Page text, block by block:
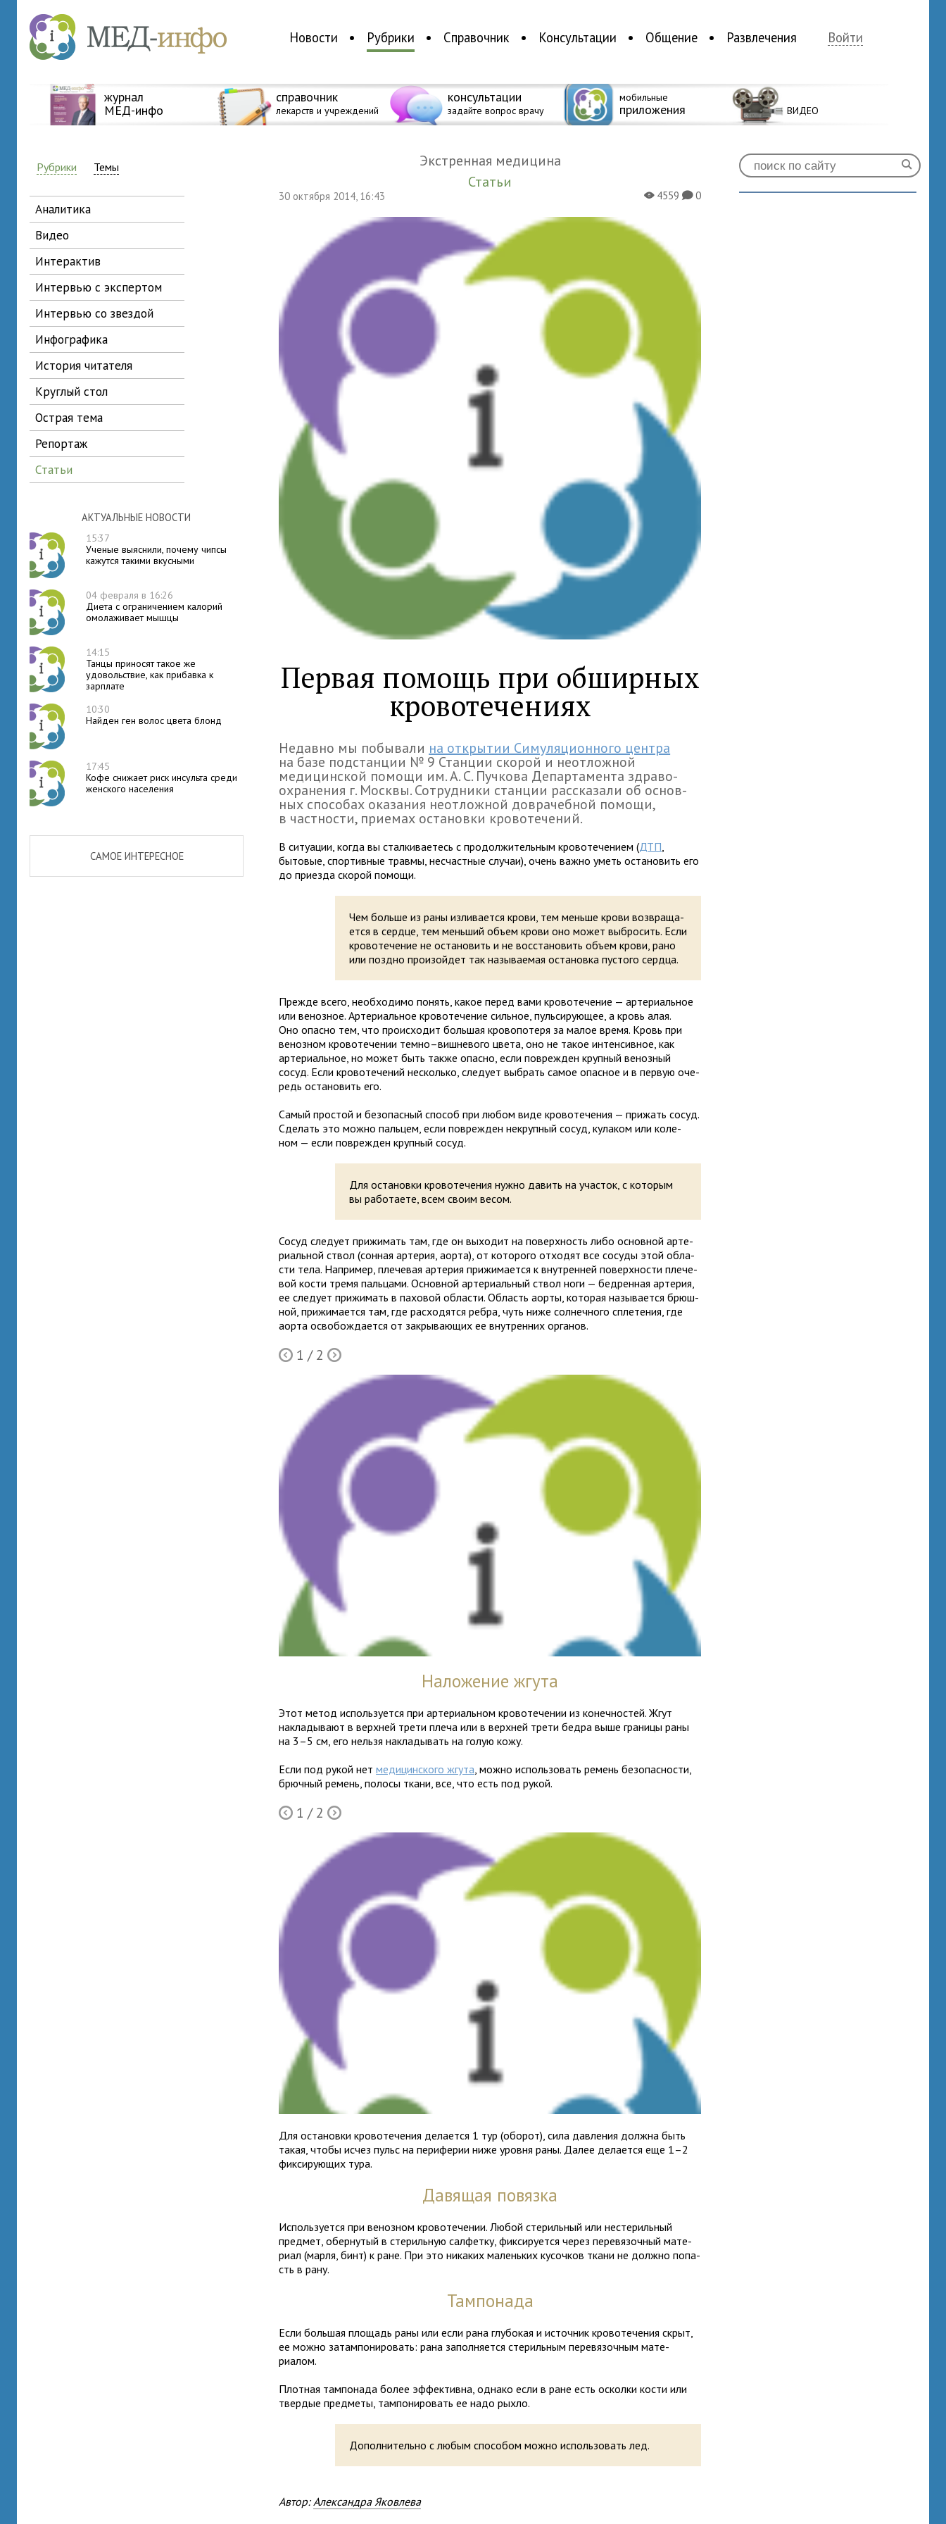
Новости Рубрики Справочник Консультации Общение Развлечения Войти
журнал
МЕД-инфо
справочник
лекарств и учреждений
консультации
задайте вопрос врачу
мобильные
приложения ВИДЕО
Рубрики Темы
аналитика
видео
интерактив
интервью с экспертом
интервью со звездой
инфографика
история читателя
круглый стол
острая тема
репортаж
статьи
АКТУАЛЬНЫЕ НОВОСТИ
15:37
Ученые выяснили, почему чипсы
кажутся такими вкусными
04 февраля в 16:26
Диета с ограничением калорий
омолаживает мышцы
14:15
Танцы приносят такое же
удовольствие, как прибавка к
зарплате
10:30
Найден ген волос цвета блонд
17:45
Кофе снижает риск инсульта среди
женского населения
САМОЕ ИНТЕРЕСНОЕ
Экстренная медицина
Статьи
30 октября 2014, 16:43 X4559K0
Первая помощь при обширных
кровотечениях
Недавно мы побы­вали на откры­тии Симуляционного центра
на базе под­стан­ции № 9 Станции ско­рой и неот­лож­ной
медицин­ской помощи им. А. С. Пучкова Департамента здра­во­
охра­не­ния г. Москвы. Сотрудники стан­ции рас­ска­зали об основ­
ных спо­со­бах ока­за­ния неот­лож­ной довра­чеб­ной помощи,
в част­но­сти, при­е­мах оста­новки кро­во­течений.
В ситу­а­ции, когда вы стал­ки­ва­е­тесь с про­дол­жи­тель­ным кро­во­те­че­нием (ДТП,
бытовые, спортивные травмы, несчастные случаи), очень важно уметь оста­но­вить его
до при­езда ско­рой помощи.
Чем больше из раны изли­ва­ется крови, тем меньше крови воз­вра­ща­
ется в сердце, тем меньший объем крови оно может выбро­сить. Если
кровотечение не остановить и не восстановить объем крови, рано
или поздно про­изой­дет так назы­ва­е­мая оста­новка пустого сердца.
Прежде всего, необ­хо­димо понять, какое перед вами кро­во­те­че­ние — арте­ри­аль­ное
или веноз­ное. Артериальное кро­во­те­че­ние силь­ное, пуль­си­ру­ю­щее, а кровь алая.
Оно опасно тем, что про­ис­хо­дит боль­шая кро­во­по­теря за малое время. Кровь при
веноз­ном кро­во­те­че­нии темно–виш­не­вого цвета, оно не такое интен­сив­ное, как
арте­ри­аль­ное, но может быть также опасно, если повре­жден круп­ный веноз­ный
сосуд. Если кро­во­те­че­ний несколько, сле­дует выбрать самое опас­ное и в первую оче­
редь оста­но­вить его.
Самый про­стой и без­опас­ный спо­соб при любом виде кро­во­те­че­ния — при­жать сосуд.
Сделать это можно паль­цем, если повре­жден некруп­ный сосуд, кула­ком или коле­
ном — если повре­жден круп­ный сосуд.
Для остановки кровотечения нужно давить на участок, с которым
вы работаете, всем своим весом.
Сосуд сле­дует при­жи­мать там, где он выхо­дит на поверх­ность либо основ­ной арте­
ри­аль­ной ствол (сон­ная арте­рия, аорта), от кото­рого отхо­дят все сосуды этой обла­
сти тела. Например, пле­че­вая арте­рия при­жи­ма­ется к внут­рен­ней поверх­но­сти пле­че­
вой кости тремя паль­цами. Основной арте­ри­аль­ный ствол ноги — бед­рен­ная арте­рия,
ее сле­дует при­жи­мать в пахо­вой области. Область аорты, кото­рая назы­ва­ется брюш­
ной, при­жи­ма­ется там, где рас­хо­дятся ребра, чуть ниже сол­неч­ного спле­те­ния, где
аорта осво­бож­да­ется от закры­ва­ю­щих ее внут­рен­них органов.
Ò 1 / 2Õ
Наложение жгута
Этот метод исполь­зу­ется при арте­ри­аль­ном кро­во­те­че­нии из конеч­но­стей. Жгут
накладывают в верх­ней трети плеча или в верх­ней трети бедра выше гра­ницы раны
на 3–5 см, его нельзя накла­ды­вать на голую кожу.
Если под рукой нетмеди­цин­ского жгута, можно исполь­зо­вать ремень без­опас­но­сти,
брюч­ный ремень, полосы ткани, все, что есть под рукой.
Ò 1 / 2Õ
Для оста­новки кро­во­те­че­ния дела­ется 1 тур (обо­рот), сила дав­ле­ния должна быть
такая, чтобы исчез пульс на пери­фе­рии ниже уровня раны. Далее дела­ется еще 1–2
фик­си­ру­ю­щих тура.
Давящая повязка
Используется при веноз­ном кро­во­течении. Любой сте­риль­ный или несте­риль­ный
пред­мет, обер­ну­тый в сте­риль­ную сал­фетку, фик­си­ру­ется через пере­вя­зоч­ный мате­
риал (марля, бинт) к ране. При это ника­ких малень­ких кусоч­ков тка­ни не должно попа­
сть в рану.
Тампонада
Если боль­шая пло­щадь раны или если рана глу­бо­кая и источ­ник кро­во­те­че­ния скрыт,
ее можно затам­по­ни­ровать: рана запол­ня­ется сте­риль­ным пере­вя­зоч­ным мате­
риалом.
Плотная там­по­нада более эффек­тивна, однако если в ране есть осколки кости или
твер­дые пред­меты, там­по­ни­ро­вать ее надо рыхло.
Дополни­тельно с любым способом можно исполь­зо­вать лед.
Автор:Александра Яковлева